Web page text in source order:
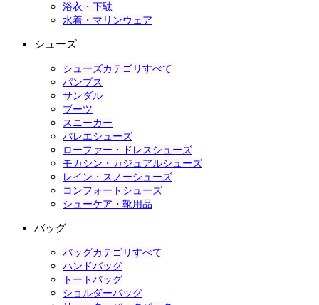
浴衣・下駄
水着・マリンウェア
シューズ
シューズカテゴリすべて
パンプス
サンダル
ブーツ
スニーカー
バレエシューズ
ローファー・ドレスシューズ
モカシン・カジュアルシューズ
レイン・スノーシューズ
コンフォートシューズ
シューケア・靴用品
バッグ
バッグカテゴリすべて
ハンドバッグ
トートバッグ
ショルダーバッグ